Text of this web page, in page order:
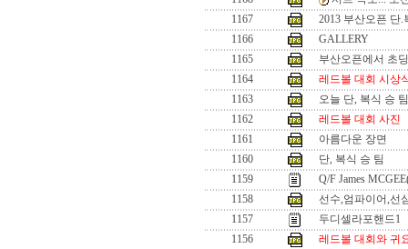
1167
2013 부산오픈 단
1166
GALLERY
1165
부산오픈에서 초
1164
레드볼 대회 시상
1163
오늘 단, 복식 승 팀
1162
레드볼 대회 사진
1161
아름다운 장면
1160
단, 복식 승 팀
1159
Q/F James
1158
선수,엄파이어,선
1157
두디셀라포핸드1
1156
레드볼 대회와 귀